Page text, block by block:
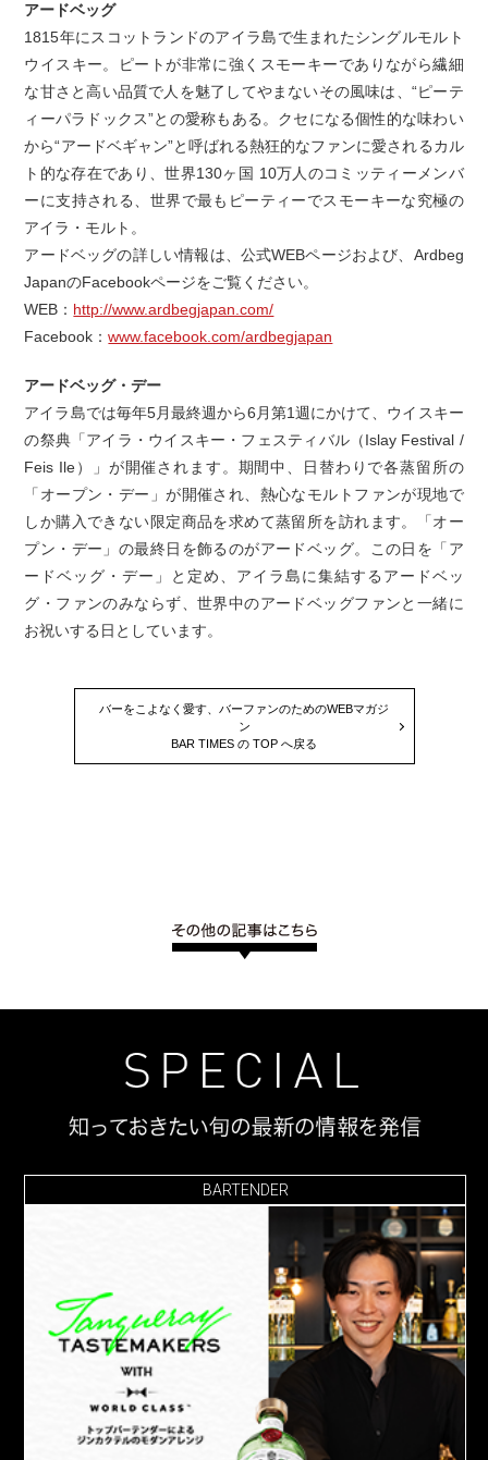
アードベッグ
1815年にスコットランドのアイラ島で生まれたシングルモルト
ウイスキー。ピートが非常に強くスモーキーでありながら繊細
な甘さと高い品質で人を魅了してやまないその風味は、“ピーテ
ィーパラドックス”との愛称もある。クセになる個性的な味わい
から“アードベギャン”と呼ばれる熱狂的なファンに愛されるカル
ト的な存在であり、世界130ヶ国 10万人のコミッティーメンバ
ーに支持される、世界で最もピーティーでスモーキーな究極の
アイラ・モルト。
アードベッグの詳しい情報は、公式WEBページおよび、Ardbeg
JapanのFacebookページをご覧ください。
WEB： http://www.ardbegjapan.com/
Facebook：www.facebook.com/ardbegjapan
アードベッグ・デー
アイラ島では毎年5月最終週から6月第1週にかけて、ウイスキー
の祭典「アイラ・ウイスキー・フェスティバル（Islay Festival /
Feis Ile）」が開催されます。期間中、日替わりで各蒸留所の
「オープン・デー」が開催され、熱心なモルトファンが現地で
しか購入できない限定商品を求めて蒸留所を訪れます。「オー
プン・デー」の最終日を飾るのがアードベッグ。この日を「ア
ードベッグ・デー」と定め、アイラ島に集結するアードベッ
グ・ファンのみならず、世界中のアードベッグファンと一緒に
お祝いする日としています。
バーをこよなく愛す、バーファンのためのWEBマガジ
ン
BAR TIMES の TOP へ戻る
BARTENDER